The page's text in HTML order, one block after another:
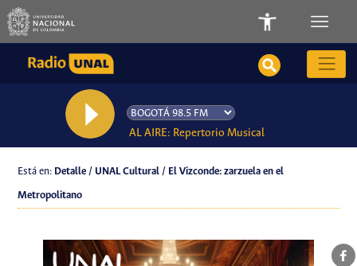
AL AIRE: Repertorio Musical
Está en: Detalle / UNAL Cultural / El Vizconde: zarzuela en el
Metropolitano